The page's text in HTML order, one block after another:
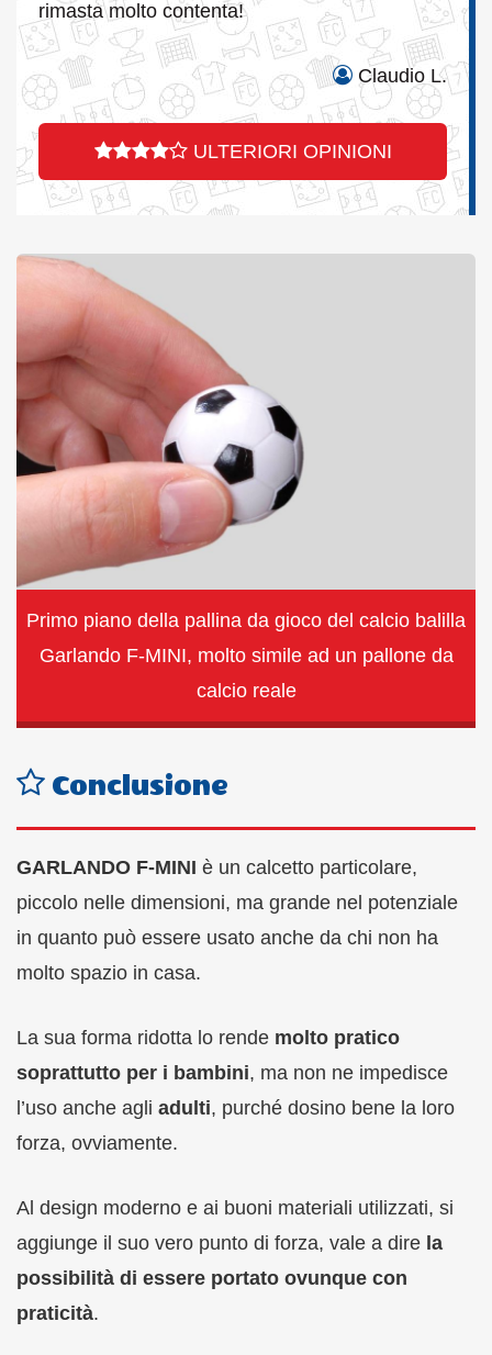
rimasta molto contenta!
Claudio L.
ULTERIORI OPINIONI
Primo piano della pallina da gioco del calcio balilla
Garlando F-MINI, molto simile ad un pallone da
calcio reale
Conclusione
GARLANDO F-MINI è un calcetto particolare,
piccolo nelle dimensioni, ma grande nel potenziale
in quanto può essere usato anche da chi non ha
molto spazio in casa.
La sua forma ridotta lo rende molto pratico
soprattutto per i bambini, ma non ne impedisce
l’uso anche agli adulti, purché dosino bene la loro
forza, ovviamente.
Al design moderno e ai buoni materiali utilizzati, si
aggiunge il suo vero punto di forza, vale a dire la
possibilità di essere portato ovunque con
praticità.